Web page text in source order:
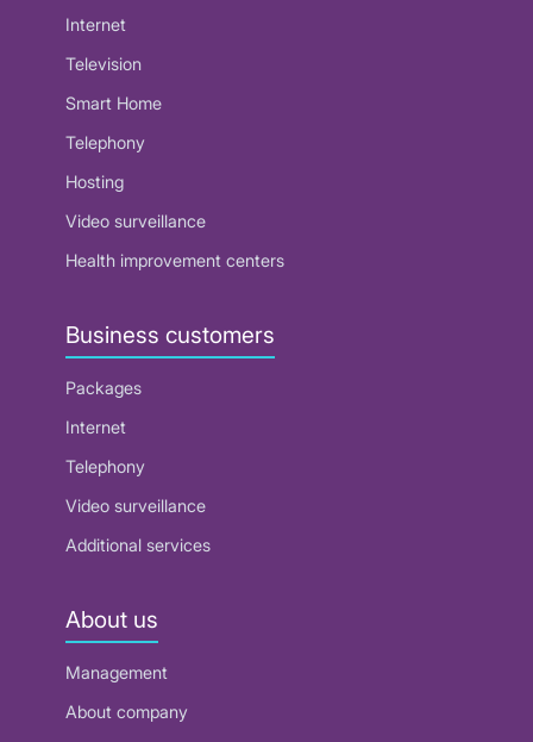
Internet
Television
Smart Home
Telephony
Hosting
Video surveillance
Health improvement centers
Business customers
Packages
Internet
Telephony
Video surveillance
Additional services
About us
Management
About company